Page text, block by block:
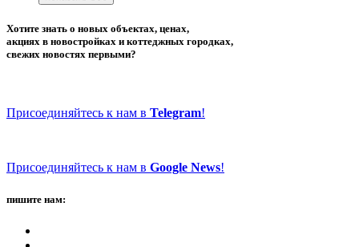
Хотите знать о новых объектах, ценах,
акциях в новостройках и коттеджных городках,
свежих новостях первыми?
Присоединяйтесь к нам в Telegram!
Присоединяйтесь к нам в Google News!
пишите нам: